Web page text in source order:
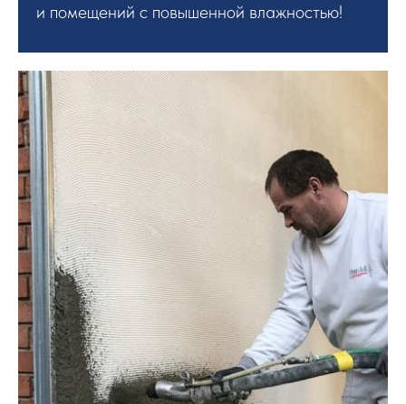
и помещений с повышенной влажностью!